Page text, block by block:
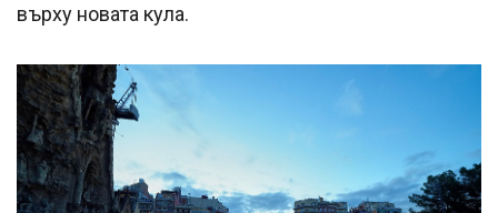
върху новата кула.